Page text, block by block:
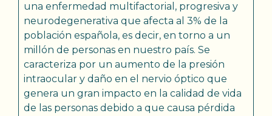
una enfermedad multifactorial, progresiva y
neurodegenerativa que afecta al 3% de la
población española, es decir, en torno a un
millón de personas en nuestro país. Se
caracteriza por un aumento de la presión
intraocular y daño en el nervio óptico que
genera un gran impacto en la calidad de vida
de las personas debido a que causa pérdida